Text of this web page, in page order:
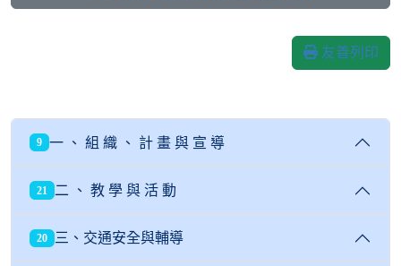
友善列印
9 一 、 組 織 、 計 畫 與 宣 導
21 二 、 教 學 與 活 動
20 三、交通安全與輔導